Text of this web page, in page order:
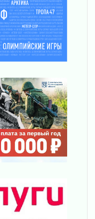
пока не
40% за год
дня рождения
и взрослых
Воздушно-
жителей перед